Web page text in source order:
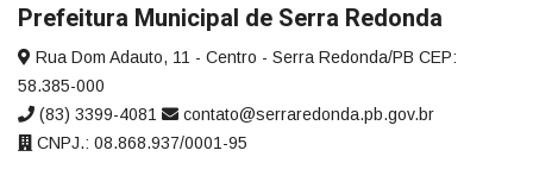
Prefeitura Municipal de Serra Redonda
Rua Dom Adauto, 11 - Centro - Serra Redonda/PB CEP:
58.385-000
(83) 3399-4081
contato@serraredonda.pb.gov.br
CNPJ.: 08.868.937/0001-95